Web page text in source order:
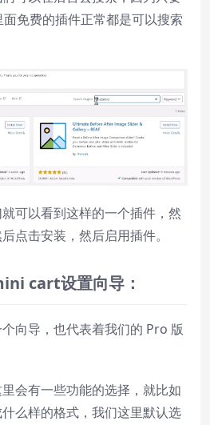
免费的插件正常都是可以搜索
可以看到这样的一个插件，然
点击安装，然后启用插件。
cart设置向导：
向导，也代表着我们的 Pro 版
会有一些功能的选择，就比如
么样的格式，我们这里默认选